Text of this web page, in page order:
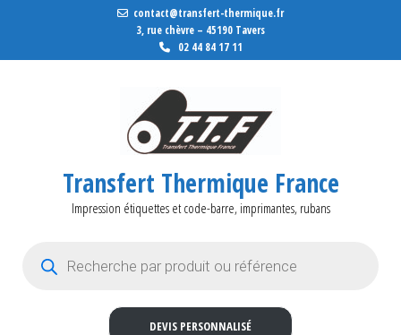
contact@transfert-thermique.fr
3, rue chèvre – 45190 Tavers
02 44 84 17 11
Transfert Thermique France
Impression étiquettes et code-barre, imprimantes, rubans
DEVIS PERSONNALISÉ